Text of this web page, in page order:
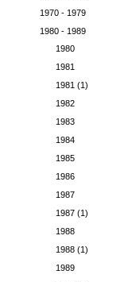
1970 - 1979
1980 - 1989
1980
1981
1981 (1)
1982
1983
1984
1985
1986
1987
1987 (1)
1988
1988 (1)
1989